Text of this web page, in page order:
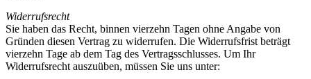
Widerrufsrecht
Sie haben das Recht, binnen vierzehn Tagen ohne Angabe von
Gründen diesen Vertrag zu widerrufen. Die Widerrufsfrist beträgt
vierzehn Tage ab dem Tag des Vertragsschlusses. Um Ihr
Widerrufsrecht auszuüben, müssen Sie uns unter: